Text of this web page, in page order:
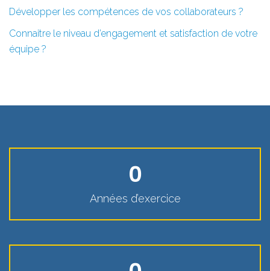
Développer les compétences de vos collaborateurs ?
Connaitre le niveau d’engagement et satisfaction de votre
équipe ?
0
Années d’exercice